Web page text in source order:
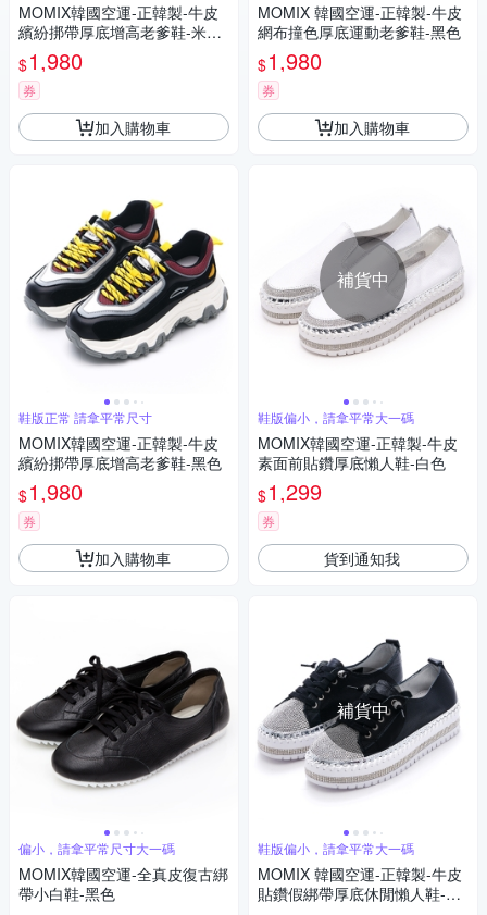
MOMIX韓國空運-正韓製-牛皮
繽紛挷帶厚底增高老爹鞋-米白
色
$1,980
券
加入購物車
鞋版正常 請拿平常尺寸
MOMIX韓國空運-正韓製-牛皮
繽紛挷帶厚底增高老爹鞋-黑色
$1,980
券
加入購物車
偏小，請拿平常尺寸大一碼
MOMIX韓國空運-全真皮復古綁
帶小白鞋-黑色
MOMIX 韓國空運-正韓製-牛皮
網布撞色厚底運動老爹鞋-黑色
$1,980
券
加入購物車
補貨中
鞋版偏小，請拿平常大一碼
MOMIX韓國空運-正韓製-牛皮
素面前貼鑽厚底懶人鞋-白色
$1,299
券
貨到通知我
補貨中
鞋版偏小，請拿平常大一碼
MOMIX 韓國空運-正韓製-牛皮
貼鑽假綁帶厚底休閒懶人鞋-黑